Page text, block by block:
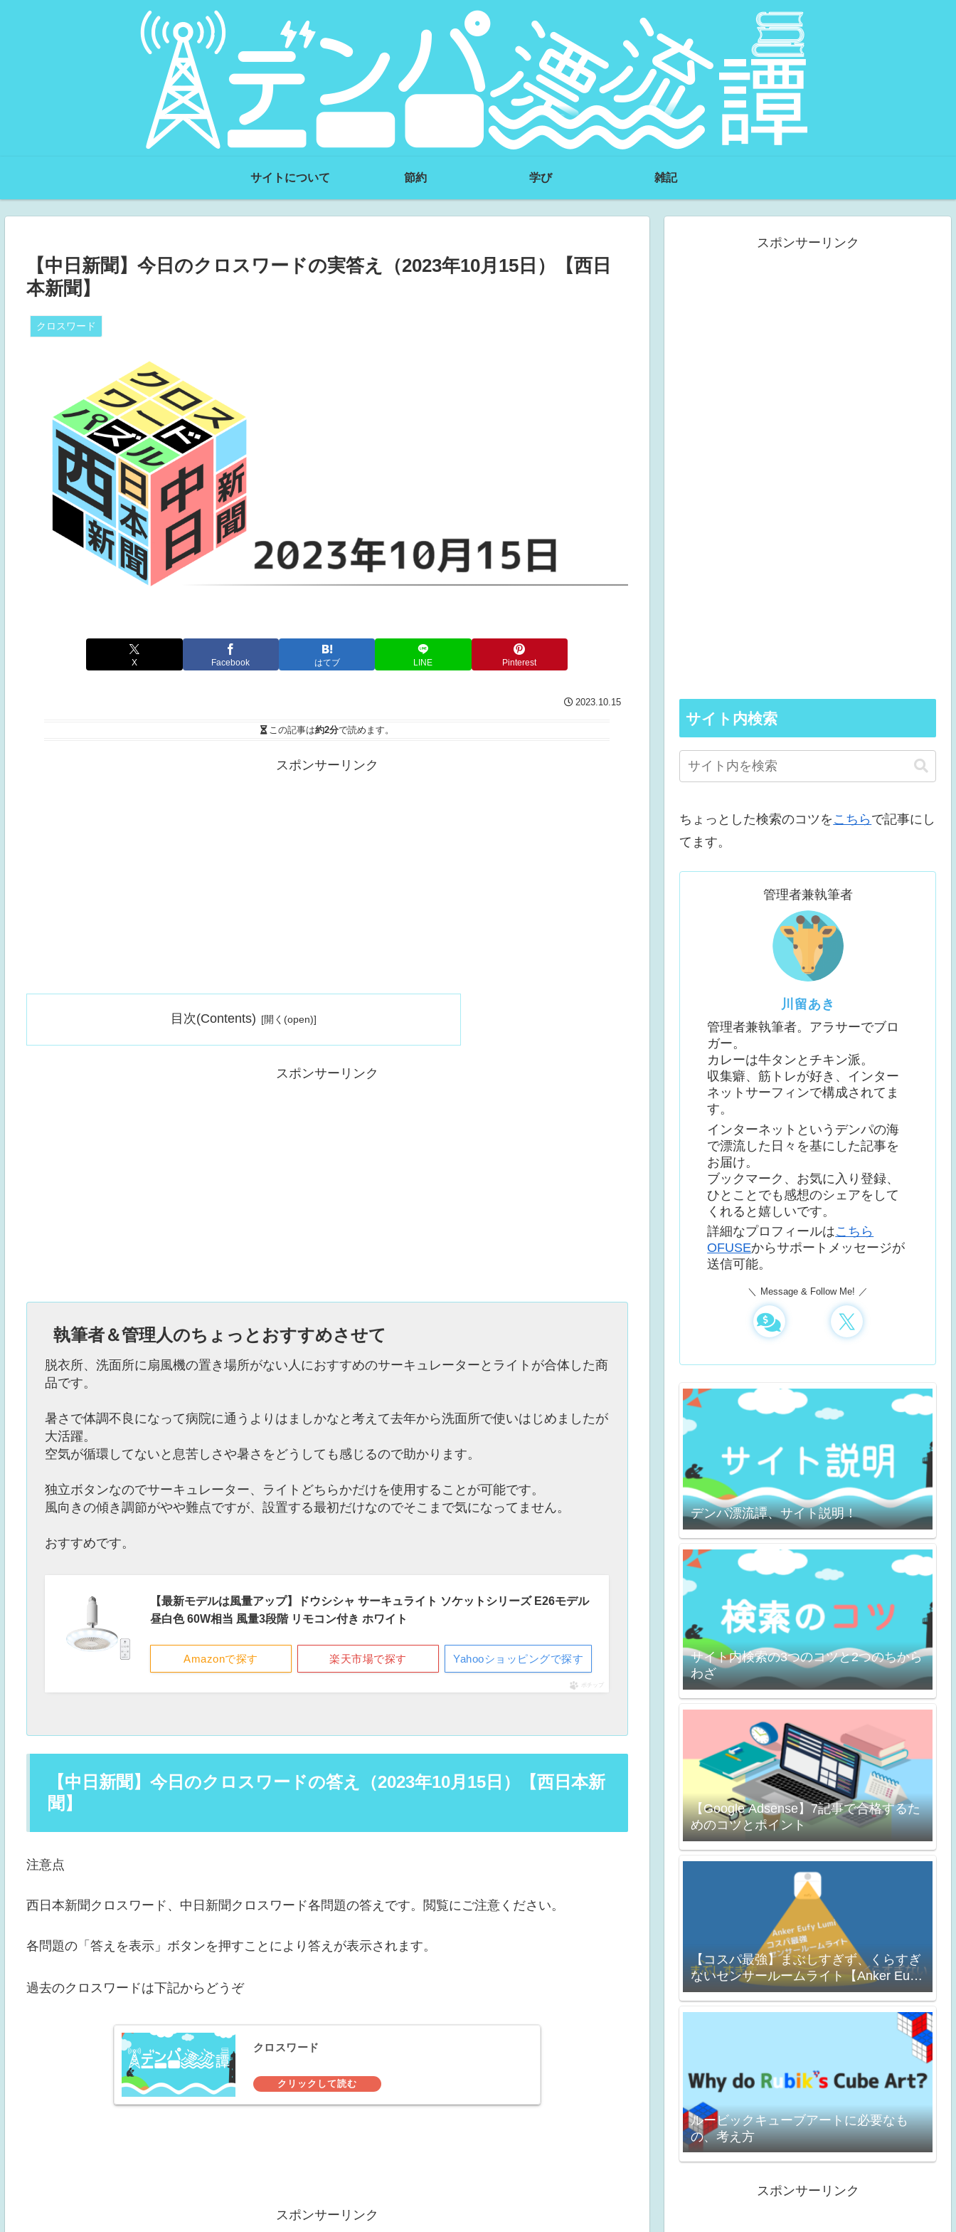
サイトについて 節約 学び 雑記
【中日新聞】今日のクロスワードの実答え（2023年10月15日）【西日
本新聞】
クロスワード
X Facebook はてブ LINE Pinterest
2023.10.15
この記事は約2分で読めます。
スポンサーリンク
目次(Contents)
スポンサーリンク
執筆者＆管理人のちょっとおすすめさせて
脱衣所、洗面所に扇風機の置き場所がない人におすすめのサーキュレーターとライトが合体した商
品です。
暑さで体調不良になって病院に通うよりはましかなと考えて去年から洗面所で使いはじめましたが
大活躍。
空気が循環してないと息苦しさや暑さをどうしても感じるので助かります。
独立ボタンなのでサーキュレーター、ライトどちらかだけを使用することが可能です。
風向きの傾き調節がやや難点ですが、設置する最初だけなのでそこまで気になってません。
おすすめです。
【最新モデルは風量アップ】ドウシシャ サーキュライト ソケットシリーズ E26モデル
昼白色 60W相当 風量3段階 リモコン付き ホワイト
Amazonで探す 楽天市場で探す Yahooショッピングで探す
ポチップ
【中日新聞】今日のクロスワードの答え（2023年10月15日）【西日本新
聞】
注意点
西日本新聞クロスワード、中日新聞クロスワード各問題の答えです。閲覧にご注意ください。
各問題の「答えを表示」ボタンを押すことにより答えが表示されます。
過去のクロスワードは下記からどうぞ
クロスワード
スポンサーリンク
スポンサーリンク
サイト内検索
ちょっとした検索のコツを こちら で記事にし
てます。
管理者兼執筆者
川留あき
管理者兼執筆者。アラサーでブロ
ガー。
カレーは牛タンとチキン派。
収集癖、筋トレが好き、インター
ネットサーフィンで構成されてま
す。
インターネットというデンパの海
で漂流した日々を基にした記事を
お届け。
ブックマーク、お気に入り登録、
ひとことでも感想のシェアをして
くれると嬉しいです。
詳細なプロフィールはこちら
OFUSEからサポートメッセージが
送信可能。
Message & Follow Me!
デンパ漂流譚、サイト説明！
サイト内検索の3つのコツと2つのちから
わざ
【Google Adsense】7記事で合格するた
めのコツとポイント
【コスパ最強】まぶしすぎず、くらすぎ
ないセンサールームライト【Anker Eufy
Lumi】
ルービックキューブアートに必要なも
の、考え方
スポンサーリンク